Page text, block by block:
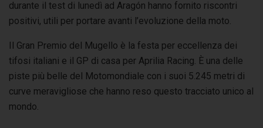
durante il test di lunedì ad Aragón hanno fornito riscontri
positivi, utili per portare avanti l’evoluzione della moto.
Il Gran Premio del Mugello è la festa per eccellenza dei
tifosi italiani e il GP di casa per Aprilia Racing. È una delle
piste più belle del Motomondiale con i suoi 5.245 metri di
curve meravigliose che hanno reso questo tracciato unico al
mondo.